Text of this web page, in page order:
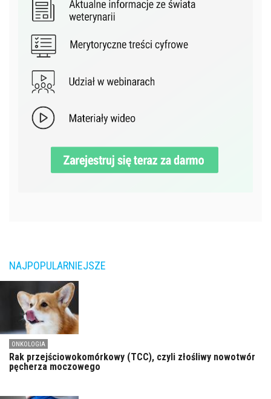
NAJPOPULARNIEJSZE
ONKOLOGIA
Rak przejściowokomórkowy (TCC), czyli złośliwy nowotwór
pęcherza moczowego